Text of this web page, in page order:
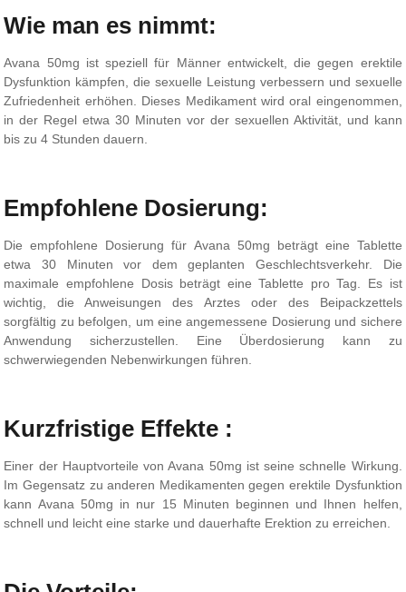
Wie man es nimmt:
Avana 50mg ist speziell für Männer entwickelt, die gegen erektile
Dysfunktion kämpfen, die sexuelle Leistung verbessern und sexuelle
Zufriedenheit erhöhen. Dieses Medikament wird oral eingenommen,
in der Regel etwa 30 Minuten vor der sexuellen Aktivität, und kann
bis zu 4 Stunden dauern.
Empfohlene Dosierung:
Die empfohlene Dosierung für Avana 50mg beträgt eine Tablette
etwa 30 Minuten vor dem geplanten Geschlechtsverkehr. Die
maximale empfohlene Dosis beträgt eine Tablette pro Tag. Es ist
wichtig, die Anweisungen des Arztes oder des Beipackzettels
sorgfältig zu befolgen, um eine angemessene Dosierung und sichere
Anwendung sicherzustellen. Eine Überdosierung kann zu
schwerwiegenden Nebenwirkungen führen.
Kurzfristige Effekte :
Einer der Hauptvorteile von Avana 50mg ist seine schnelle Wirkung.
Im Gegensatz zu anderen Medikamenten gegen erektile Dysfunktion
kann Avana 50mg in nur 15 Minuten beginnen und Ihnen helfen,
schnell und leicht eine starke und dauerhafte Erektion zu erreichen.